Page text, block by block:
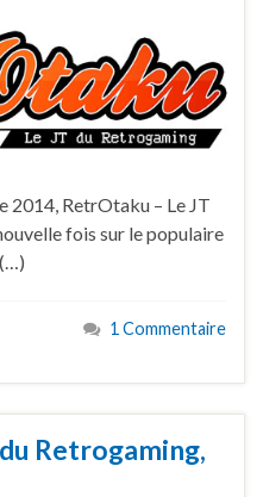
2014, RetrOtaku – Le JT
fois sur le populaire
1 Commentaire
Retrogaming,